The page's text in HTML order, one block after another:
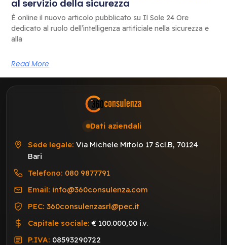
al servizio della sicurezza
È online il nuovo articolo pubblicato su Il Sole 24 Ore
dedicato al ruolo dell’intelligenza artificiale nella sicurezza e
alla
Read More
Dati aziendali
Sede legale: Via Michele Mitolo 17 Scl.B, 70124
Bari
Telefono: 080 9877791
Email: info@360consulenza.com
PEC: 360consulenzasrl@pec.it
Capitale sociale: € 100.000,00 i.v.
P.IVA: 08593290722